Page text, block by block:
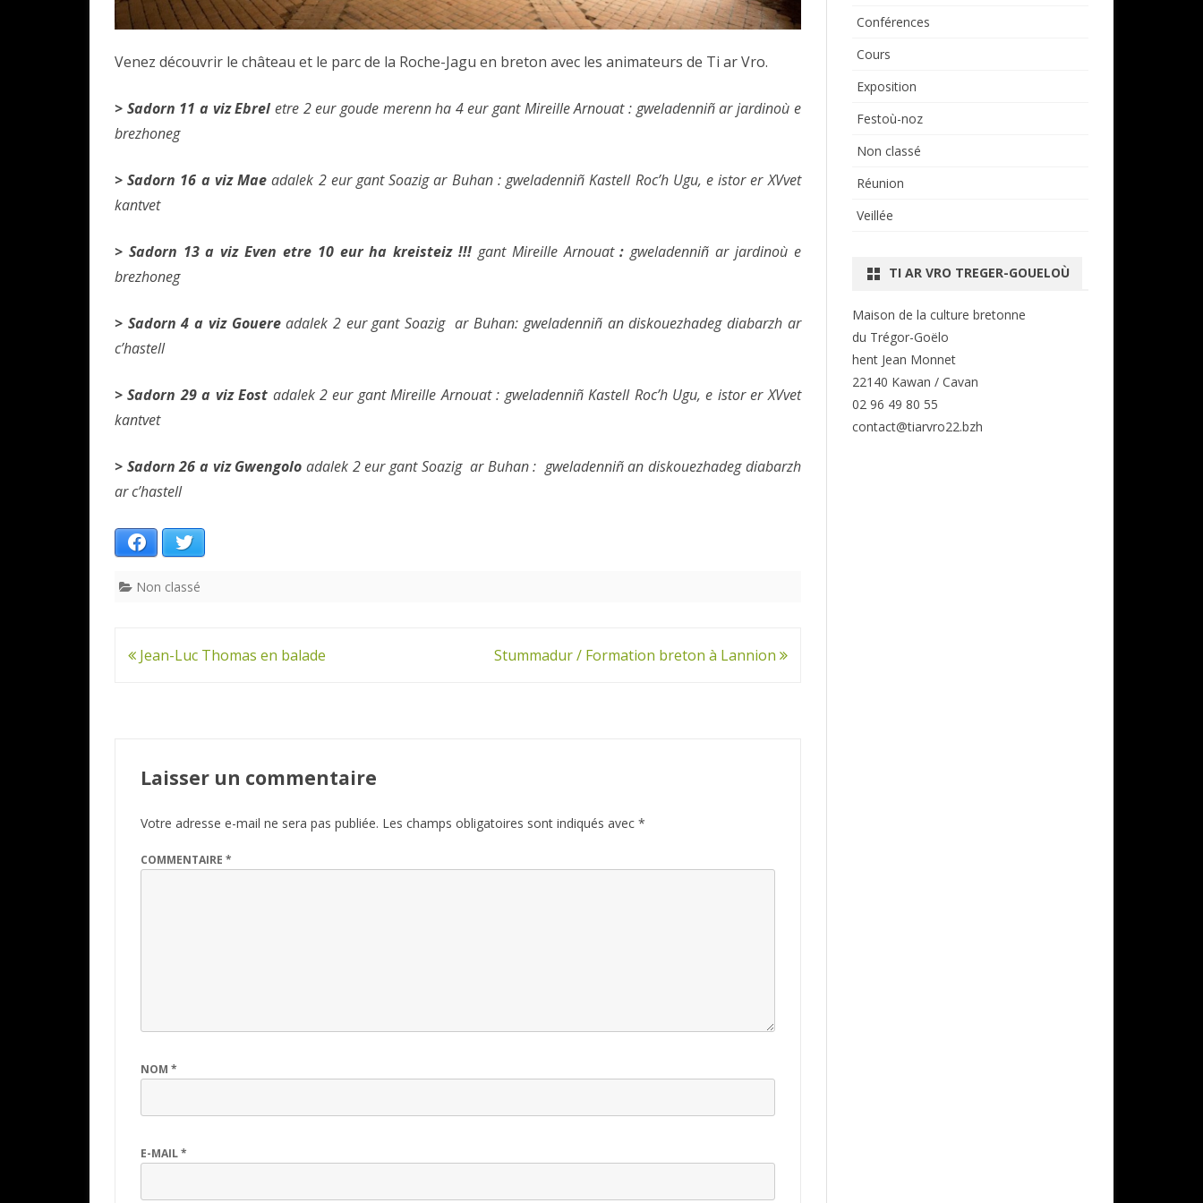
Venez découvrir le château et le parc de la Roche-Jagu en breton avec les animateurs de Ti ar Vro.
> Sadorn 11 a viz Ebrel etre 2 eur goude merenn ha 4 eur gant Mireille Arnouat : gweladenniñ ar jardinoù e
brezhoneg
> Sadorn 16 a viz Mae adalek 2 eur gant Soazig ar Buhan : gweladenniñ Kastell Roc’h Ugu, e istor er XVvet
kantvet
> Sadorn 13 a viz Even etre10 eur ha kreisteiz !!! gant Mireille Arnouat:gweladenniñ ar jardinoù e
brezhoneg
> Sadorn 4 a viz Gouereadalek 2 eur gant Soazig ar Buhan: gweladenniñ an diskouezhadeg diabarzh ar
c’hastell
> Sadorn 29 a viz Eost adalek 2 eur gant Mireille Arnouat : gweladenniñ Kastell Roc’h Ugu, e istor er XVvet
kantvet
> Sadorn 26 a viz Gwengolo adalek 2 eur gant Soazig ar Buhan : gweladenniñ an diskouezhadeg diabarzh
ar c’hastell
Facebook
Non classé
Navigation
Jean-Luc Thomas en balade Stummadur / Formation breton à Lannion
Laisser un commentaire
Votre adresse e-mail ne sera pas publiée. Les champs obligatoires sont indiqués avec *
COMMENTAIRE *
NOM *
E-MAIL*
Conférences
Cours
Exposition
Festoù-noz
Non classé
Réunion
Veillée
TI AR VRO TREGER-GOUELOÙ
Maison de la culture bretonne
du Trégor-Goëlo
hent Jean Monnet
22140 Kawan / Cavan
02 96 49 80 55
contact@tiarvro22.bzh